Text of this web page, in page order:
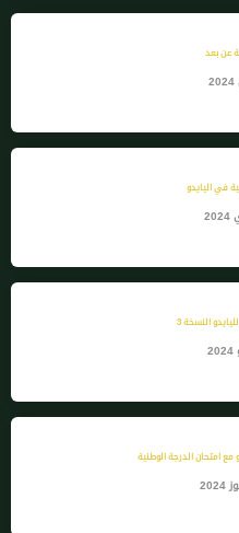
عن بعد
في اليايدو
النسخة 3
مع امتحان الدرجة الوطنية